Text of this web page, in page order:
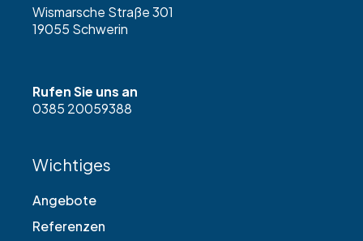
Wismarsche Straße 301
19055 Schwerin
Rufen Sie uns an
0385 20059388
Wichtiges
Angebote
Referenzen